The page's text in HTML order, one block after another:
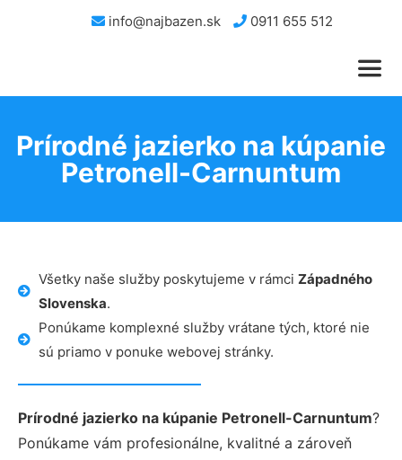
info@najbazen.sk 0911 655 512
Prírodné jazierko na kúpanie
Petronell-Carnuntum
Všetky naše služby poskytujeme v rámci Západného
Slovenska.
Ponúkame komplexné služby vrátane tých, ktoré nie
sú priamo v ponuke webovej stránky.
Prírodné jazierko na kúpanie Petronell-Carnuntum?
Ponúkame vám profesionálne, kvalitné a zároveň